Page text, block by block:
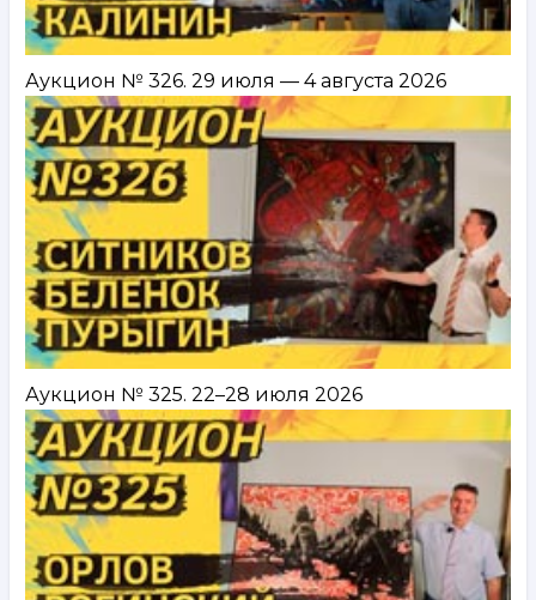
Аукцион № 326. 29 июля — 4 августа 2026
Аукцион № 325. 22–28 июля 2026